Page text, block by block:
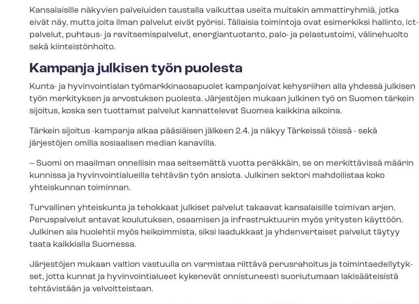
Kansalaisille näkyvien palveluiden taustalla vaikuttaa useita muitakin ammattiryhmiä, jotka
eivät näy, mutta joita ilman palvelut eivät pyörisi. Tällaisia toimintoja ovat esimerkiksi hallinto, ict-
palvelut, puhtaus- ja ra­vit­se­mis­pal­ve­lut, energiantuotanto, palo- ja pelastustoimi, välinehuolto
sekä kiinteistönhoito.
Kampanja julkisen työn puolesta
Kunta- ja hyvinvointialan työ­mark­ki­naos­a­puo­let kampanjoivat kehysriihen alla yhdessä julkisen
työn merkityksen ja arvostuksen puolesta. Järjestöjen mukaan julkinen työ on Suomen tärkein
sijoitus, koska sen tuottamat palvelut kannattelevat Suomea kaikkina aikoina.
Tärkein sijoitus -kampanja alkaa pääsiäisen jälkeen 2.4. ja näkyy Tärkeissä töissä - sekä
järjestöjen omilla sosiaalisen median kanavilla.
– Suomi on maailman onnellisin maa seitsemättä vuotta peräkkäin, se on merkittävissä määrin
kunnissa ja hy­vin­voin­tia­lueil­la tehtävän työn ansiota. Julkinen sektori mahdollistaa koko
yhteiskunnan toiminnan.
Turvallinen yhteiskunta ja tehokkaat julkiset palvelut takaavat kansalaisille toimivan arjen.
Peruspalvelut antavat koulutuksen, osaamisen ja infrastruktuurin myös yritysten käyttöön.
Julkinen ala huolehtii myös heikoimmista, siksi laadukkaat ja yhdenvertaiset palvelut täytyy
taata kaikkialla Suomessa.
Järjestöjen mukaan valtion vastuulla on varmistaa riittävä perusrahoitus ja toi­min­tae­del­ly­tyk­
set, jotta kunnat ja hyvinvointialueet kykenevät onnistuneesti suoriutumaan lakisääteisistä
tehtävistään ja velvoitteistaan.